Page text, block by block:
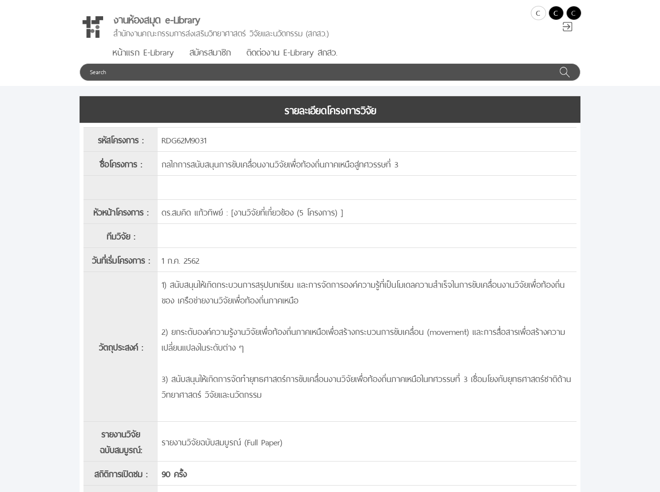
งานห้องสมุด e-Library
สำนักงานคณะกรรมการส่งเสริมวิทยาศาสตร์ วิจัยและนวัตกรรม (สกสว.)
หน้าแรก E-Library สมัครสมาชิก ติดต่องาน E-Library สกสว.
c c c
รายละเอียดโครงการวิจัย
รหัสโครงการ :
RDG62M9031
ชื่อโครงการ :
กลไกการสนับสนุนการขับเคลื่อนงานวิจัยเพื่อท้องถิ่นภาคเหนือสู่ทศวรรษที่ 3
หัวหน้าโครงการ : ดร.สมคิด แก้วทิพย์ : [งานวิจัยที่เกี่ยวข้อง (5 โครงการ) ]
ทีมวิจัย :
วันที่เริ่มโครงการ :
1 ก.ค. 2562
วัตถุประสงค์ :
1) สนับสนุนให้เกิดกระบวนการสรุปบทเรียน และการจัดการองค์ความรู้ที่เป็นโมเดลความสำเร็จในการขับเคลื่อนงานวิจัยเพื่อท้องถิ่น
ของ เครือข่ายงานวิจัยเพื่อท้องถิ่นภาคเหนือ
2) ยกระดับองค์ความรู้งานวิจัยเพื่อท้องถิ่นภาคเหนือเพื่อสร้างกระบวนการขับเคลื่อน (movement) และการสื่อสารเพื่อสร้างความ
เปลี่ยนแปลงในระดับต่าง ๆ
3) สนับสนุนให้เกิดการจัดทำยุทธศาสตร์การขับเคลื่อนงานวิจัยเพื่อท้องถิ่นภาคเหนือในทศวรรษที่ 3 เชื่อมโยงกับยุทธศาสตร์ชาติด้าน
วิทยาศาสตร์ วิจัยและนวัตกรรม
รายงานวิจัย
ฉบับสมบูรณ์:
รายงานวิจัยฉบับสมบูรณ์ (Full Paper)
สถิติการเปิดชม :
90 ครั้ง